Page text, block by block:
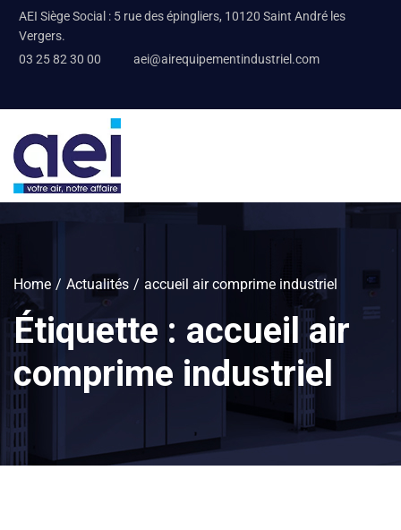
AEI Siège Social : 5 rue des épingliers, 10120 Saint André les
Vergers.
03 25 82 30 00
aei@airequipementindustriel.com
Home Actualités accueil air comprime industriel
Étiquette : accueil air
comprime industriel